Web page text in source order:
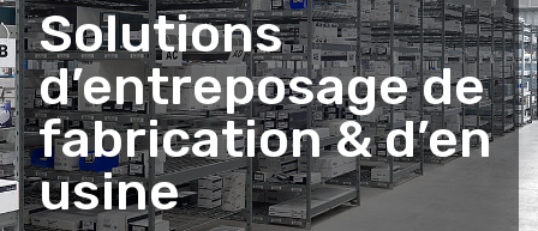
Solutions
d’entreposage de
fabrication & d’en
usine